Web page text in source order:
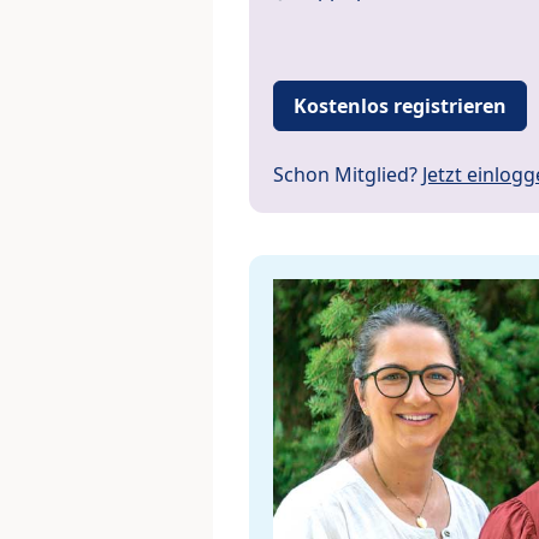
Kostenlos registrieren
Schon Mitglied? Jetzt